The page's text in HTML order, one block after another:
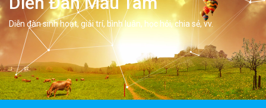
Diễn đàn sinh hoạt, giải trí, bình luân, học hỏi, chia sẻ, vv.